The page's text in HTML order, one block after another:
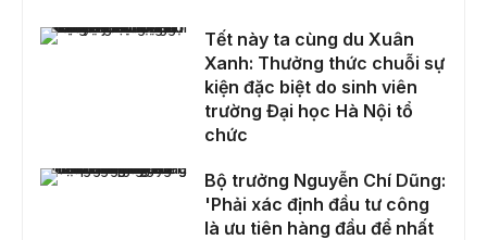
Tết này ta cùng du Xuân Xanh: Thưởng thức chuỗi sự kiện đặc biệt do sinh viên trường Đại học Hà Nội tổ chức
Tết này ta cùng du Xuân
Xanh: Thưởng thức chuỗi sự
kiện đặc biệt do sinh viên
trường Đại học Hà Nội tổ
chức
Bộ trưởng Nguyễn Chí Dũng: 'Phải xác định đầu tư công là ưu tiên hàng đầu để nhất quán trong công tác điều hành'
Bộ trưởng Nguyễn Chí Dũng:
'Phải xác định đầu tư công
là ưu tiên hàng đầu để nhất